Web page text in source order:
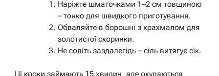
Наріжте шматочками 1–2 см товщиною
– тонко для швидкого приготування.
Обваляйте в борошні з крахмалом для
золотистої скоринки.
Не соліть заздалегідь – сіль витягує сік.
Ці кроки займають 15 хвилин, але окупаються